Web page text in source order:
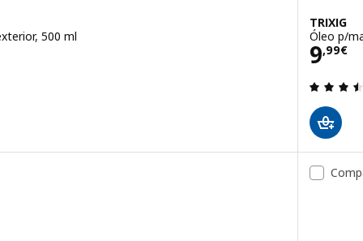
500 ml
fora de 5 estrelas. Total de avaliações:
TRIXIG
Óleo p/
9,99€